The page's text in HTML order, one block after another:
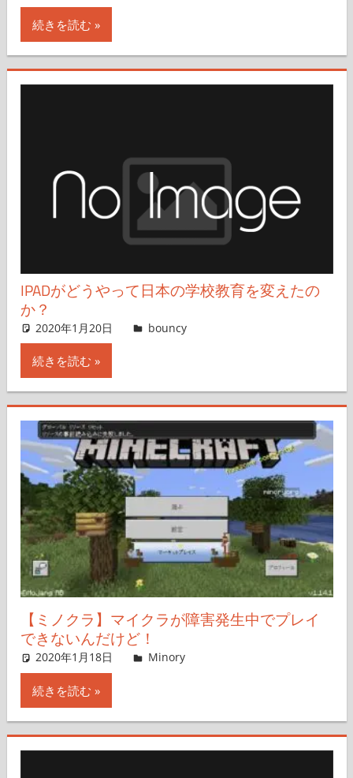
続きを読む
IPADがどうやって日本の学校教育を変えたの
か？
2020年1月20日 Masaaki Ishino
bouncy
続きを読む
【ミノクラ】マイクラが障害発生中でプレイ
できないんだけど！
2020年1月18日 管理者
Minory
続きを読む